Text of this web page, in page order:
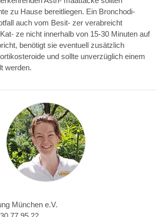
zu Hause bereitliegen. Ein Bronchodi‐
auch vom Besit‐ zer verabreicht
ze nicht innerhalb von 15-30 Minuten auf
benötigt sie eventuell zusätzlich
und sollte unverzüglich einem
werden.
München e.V.